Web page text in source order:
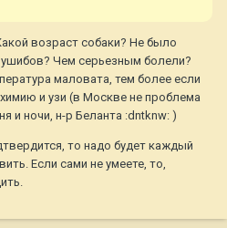
возраст собаки? Не было
ушибов? Чем серьезным болели?
маловата, тем более если
и узи (в Москве не проблема
и ночи, н-р Беланта :dntknw: )
то надо будет каждый
Если сами не умеете, то,